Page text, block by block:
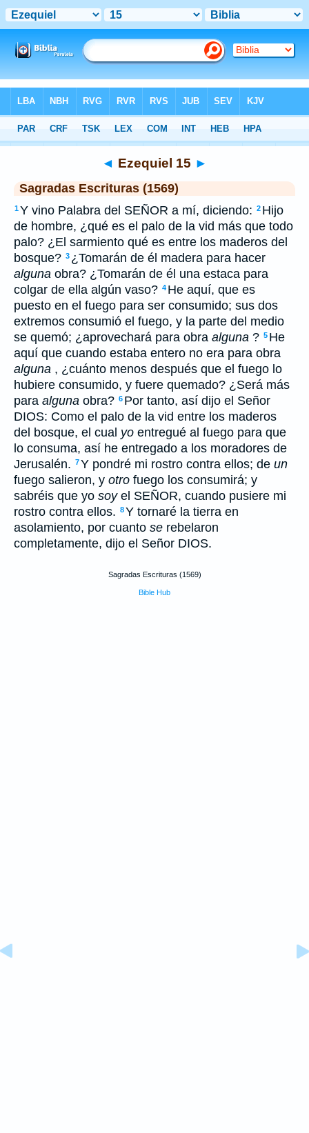
>SEV> Ezequiel 15
◄ Ezequiel 15 ►
Sagradas Escrituras (1569)
1Y vino Palabra del SEÑOR a mí, diciendo: 2 Hijo
de hombre, ¿qué es el palo de la vid más que todo
palo? ¿El sarmiento qué es entre los maderos del
bosque? 3 ¿Tomarán de él madera para hacer
alguna obra? ¿Tomarán de él una estaca para
colgar de ella algún vaso? 4 He aquí, que es
puesto en el fuego para ser consumido; sus dos
extremos consumió el fuego, y la parte del medio
se quemó; ¿aprovechará para obra alguna ? 5 He
aquí que cuando estaba entero no era para obra
alguna , ¿cuánto menos después que el fuego lo
hubiere consumido, y fuere quemado? ¿Será más
para alguna obra? 6 Por tanto, así dijo el Señor
DIOS: Como el palo de la vid entre los maderos
del bosque, el cual yo entregué al fuego para que
lo consuma, así he entregado a los moradores de
Jerusalén. 7Y pondré mi rostro contra ellos; de un
fuego salieron, y otro fuego los consumirá; y
sabréis que yo soyel SEÑOR, cuando pusiere mi
rostro contra ellos. 8Y tornaré la tierra en
asolamiento, por cuanto se rebelaron
completamente, dijo el Señor DIOS.
Sagradas Escrituras (1569)
Bible Hub